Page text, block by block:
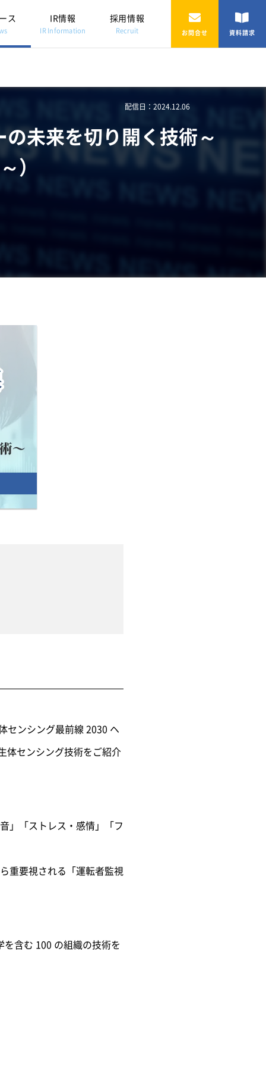
ス IR情報
IR Information
採用情報
Recruit お問合せ 資料請求
配信日：2024.12.06
未来を切り開く技術～
）
センシング最前線 2030 ヘ
体センシング技術をご紹介
」「ストレス・感情」「フ
重要視される「運転者監視
含む 100 の組織の技術を